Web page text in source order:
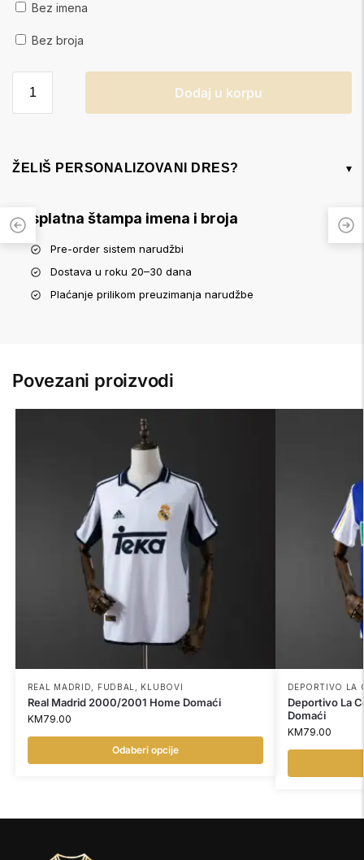
Bez imena
Bez broja
Dodaj u korpu
ŽELIŠ PERSONALIZOVANI DRES? ▾
Besplatna štampa imena i broja
Pre-order sistem narudžbi
Dostava u roku 20–30 dana
Plaćanje prilikom preuzimanja narudžbe
Povezani proizvodi
REAL MADRID FUDBAL KLUBOVI
Real Madrid 2000/2001 Home Domaći
KM79.00
Odaberi opcije
DEPORTIVO LA
Deportivo La
Domaći
KM79.00